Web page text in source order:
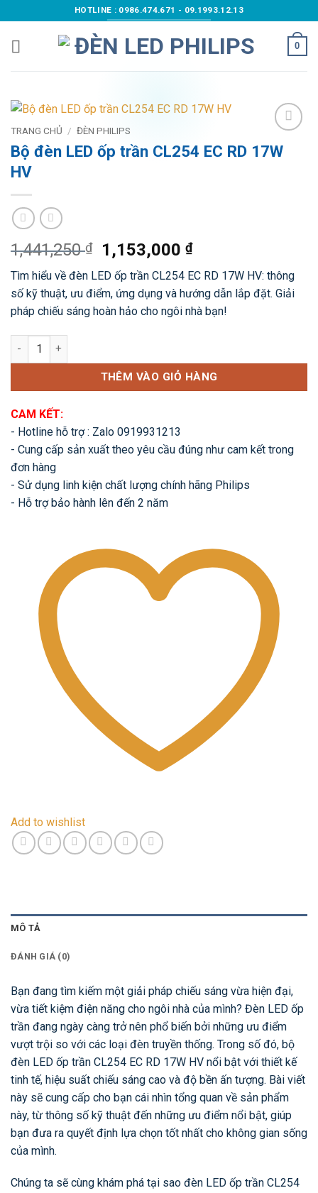
qua
nội
HOTLINE : 0986.474.671 - 09.1993.12.13
0
Add to
wishlist
TRANG CHỦ / ĐÈN PHILIPS
Bộ đèn LED ốp trần CL254 EC RD 17W
HV
1,441,250₫
Giá
gốc
là:
1,441,250 ₫.
1,153,000₫Giá
hiện
tại
là:
1,153,000 ₫.
Tìm hiểu về đèn LED ốp trần CL254 EC RD 17W HV: thông
số kỹ thuật, ưu điểm, ứng dụng và hướng dẫn lắp đặt. Giải
pháp chiếu sáng hoàn hảo cho ngôi nhà bạn!
Bộ đèn LED ốp trần CL254 EC RD 17W HV số lượng
THÊM VÀO GIỎ HÀNG
CAM KẾT:
- Hotline hỗ trợ : Zalo 0919931213
- Cung cấp sản xuất theo yêu cầu đúng như cam kết trong
đơn hàng
- Sử dụng linh kiện chất lượng chính hãng Philips
- Hỗ trợ bảo hành lên đến 2 năm
Add to wishlist
MÔ TẢ
ĐÁNH GIÁ (0)
Bạn đang tìm kiếm một giải pháp chiếu sáng vừa hiện đại,
vừa tiết kiệm điện năng cho ngôi nhà của mình? Đèn LED ốp
trần đang ngày càng trở nên phổ biến bởi những ưu điểm
vượt trội so với các loại đèn truyền thống. Trong số đó, bộ
đèn LED ốp trần CL254 EC RD 17W HV nổi bật với thiết kế
tinh tế, hiệu suất chiếu sáng cao và độ bền ấn tượng. Bài viết
này sẽ cung cấp cho bạn cái nhìn tổng quan về sản phẩm
này, từ thông số kỹ thuật đến những ưu điểm nổi bật, giúp
bạn đưa ra quyết định lựa chọn tốt nhất cho không gian sống
của mình.
Chúng ta sẽ cùng khám phá tại sao đèn LED ốp trần CL254